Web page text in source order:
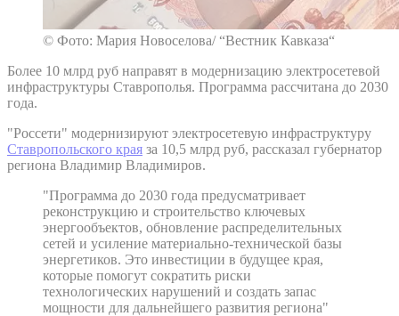
© Фото: Мария Новоселова/ “Вестник Кавказа“
Более 10 млрд руб направят в модернизацию электросетевой
инфраструктуры Ставрополья. Программа рассчитана до 2030
года.
"Россети" модернизируют электросетевую инфраструктуру
Ставропольского края за 10,5 млрд руб, рассказал губернатор
региона Владимир Владимиров.
"Программа до 2030 года предусматривает
реконструкцию и строительство ключевых
энергообъектов, обновление распределительных
сетей и усиление материально-технической базы
энергетиков. Это инвестиции в будущее края,
которые помогут сократить риски
технологических нарушений и создать запас
мощности для дальнейшего развития региона"